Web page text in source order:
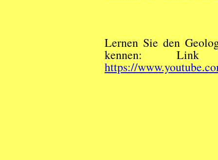
Lernen Sie den
kennen:
https://